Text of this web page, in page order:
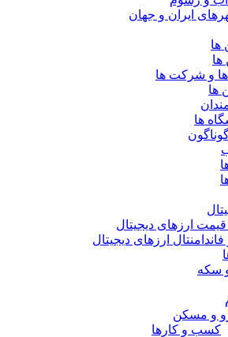
ایران و جهان
ها
ها
و شرکت ها
ها
ها
قیمت ارزهای دیجیتال
فاندامنتال ارزهای دیجیتال
سکه
و مسکن
کسب و کارها